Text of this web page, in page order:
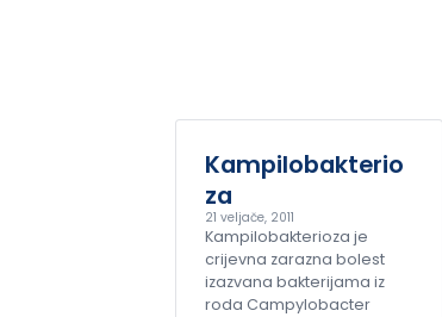
Kampilobakterio
za
21 veljače, 2011
Kampilobakterioza je
crijevna zarazna bolest
izazvana bakterijama iz
roda Campylobacter